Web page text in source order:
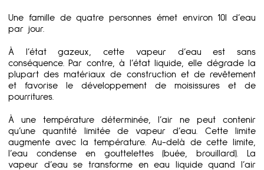
Une famille de quatre personnes émet environ 10l d’eau
par jour.
À l’état gazeux, cette vapeur d’eau est sans
conséquence. Par contre, à l’état liquide, elle dégrade la
plupart des matériaux de construction et de revêtement
et favorise le développement de moisissures et de
pourritures.
À une température déterminée, l’air ne peut contenir
qu’une quantité limitée de vapeur d’eau. Cette limite
augmente avec la température. Au-delà de cette limite,
l’eau condense en gouttelettes (buée, brouillard). La
vapeur d’eau se transforme en eau liquide quand l’air